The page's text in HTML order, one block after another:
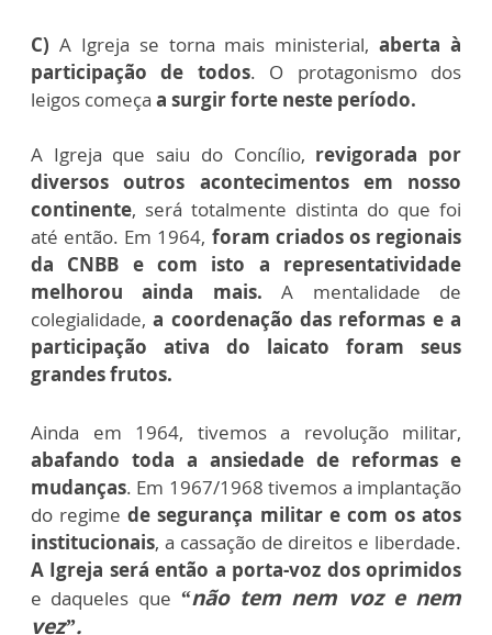
C) A Igreja se torna mais ministerial,aberta à
participação de todos. O protagonismo dos
leigos começa a surgir forte neste período.
A Igreja que saiu do Concílio, revigorada por
diversos outros acontecimentos em nosso
continente, será totalmente distinta do que foi
até então. Em 1964, foram criados os regionais
da CNBB e com isto a representatividade
melhorou ainda mais. A mentalidade de
colegialidade,a coordenação das reformas e a
participação ativa do laicato foram seus
grandes frutos.
Ainda em 1964, tivemos a revolução militar,
abafando toda a ansiedade de reformas e
mudanças. Em 1967/1968 tivemos a implantação
do regimede segurança militar e com os atos
institucionais, a cassação de direitos e liberdade.
A Igreja será então a porta-voz dos oprimidos
e daqueles que “não tem nem voz e nem
vez”.